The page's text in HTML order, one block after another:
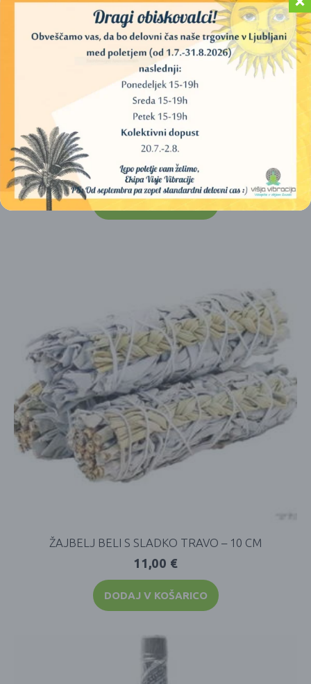
AROMAFUME (SVETI LES/PALO SANTO) – V SPREJU
(100 ML)
15,00€
ŽAJBELJ BELI S SLADKO TRAVO – 10 CM
11,00 €
DODAJ V KOŠARICO